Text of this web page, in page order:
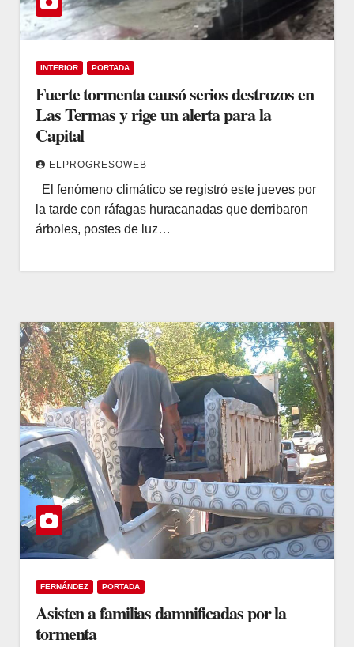
INTERIOR PORTADA
Fuerte tormenta causó serios destrozos en
Las Termas y rige un alerta para la
Capital
ELPROGRESOWEB
El fenómeno climático se registró este jueves por
la tarde con ráfagas huracanadas que derribaron
árboles, postes de luz…
FERNÁNDEZ PORTADA
Asisten a familias damnificadas por la
tormenta